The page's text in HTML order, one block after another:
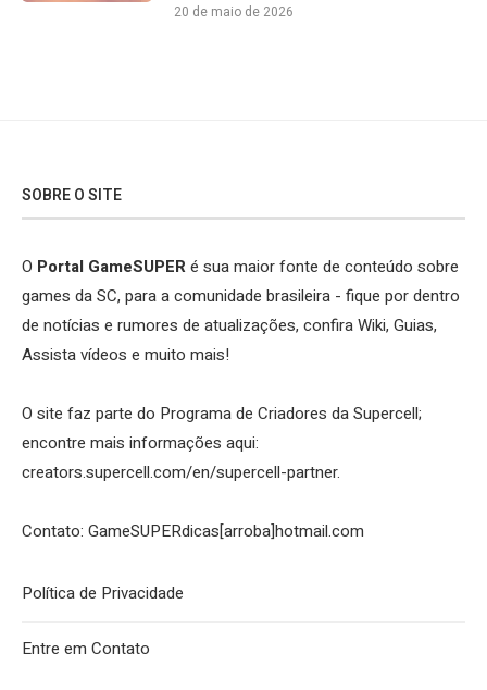
20 de maio de 2026
SOBRE O SITE
O Portal GameSUPERé sua maior fonte de conteúdo sobre
games da SC, para a comunidade brasileira - fique por dentro
de notícias e rumores de atualizações, confira Wiki, Guias,
Assista vídeos e muito mais!
O site faz parte do Programa de Criadores da Supercell;
encontre mais informações aqui:
creators.supercell.com/en/supercell-partner.
Contato: GameSUPERdicas[arroba]hotmail.com
Política de Privacidade
Entre em Contato